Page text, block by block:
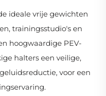
ideale vrije gewichten
trainingsstudio's en
hoogwaardige PEV-
halters een veilige,
voor een